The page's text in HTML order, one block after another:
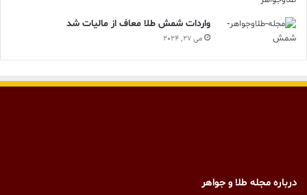
واردات شمش طلا معاف از مالیات شد
می 27, 2024
درباره مجله طلا و جواهر